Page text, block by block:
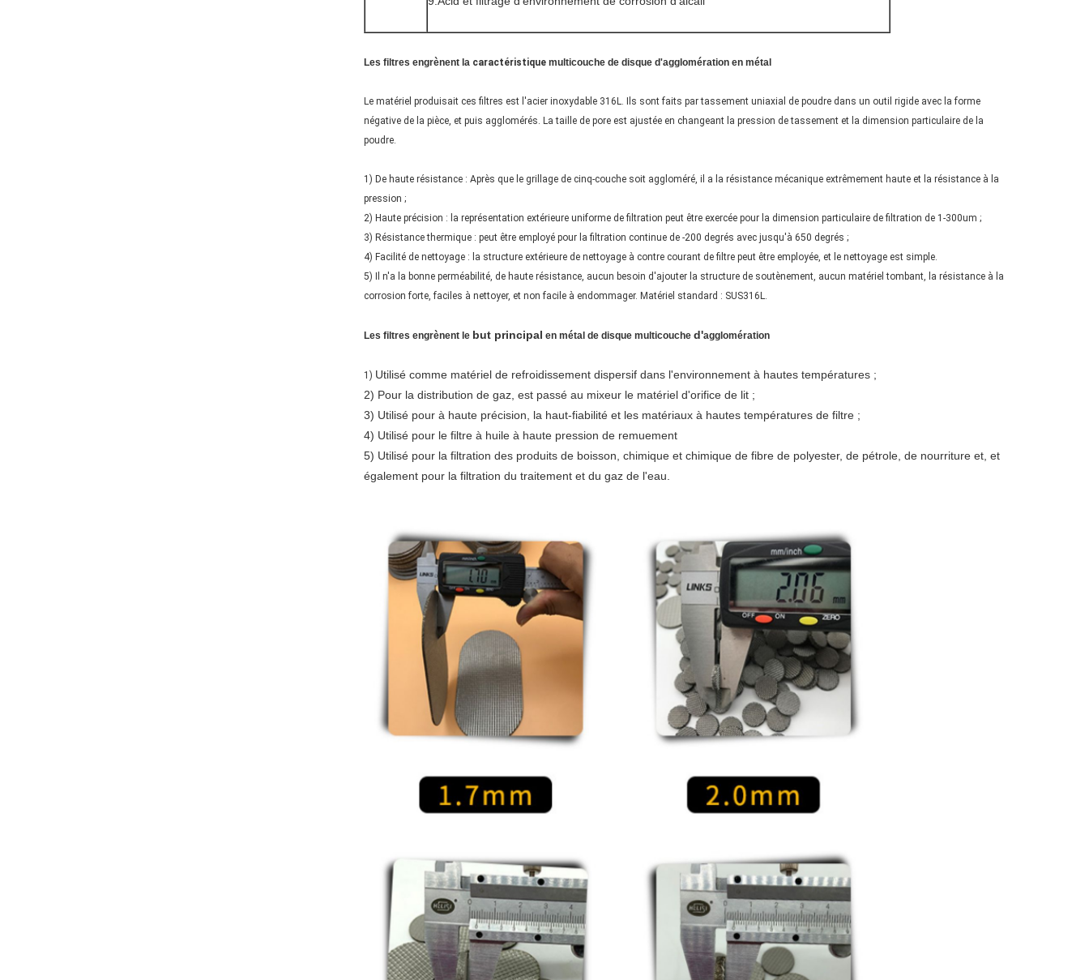
Les filtres engrènent la caractéristique multicouche de disque d'agglomération en métal
Le matériel produisait ces filtres est l'acier inoxydable 316L. Ils sont faits par tassement uniaxial de poudre dans un outil rigide avec la forme
négative de la pièce, et puis agglomérés. La taille de pore est ajustée en changeant la pression de tassement et la dimension particulaire de la
poudre.
1) De haute résistance : Après que le grillage de cinq-couche soit aggloméré, il a la résistance mécanique extrêmement haute et la résistance à la
pression ;
2) Haute précision : la représentation extérieure uniforme de filtration peut être exercée pour la dimension particulaire de filtration de 1-300um ;
3) Résistance thermique : peut être employé pour la filtration continue de -200 degrés avec jusqu'à 650 degrés ;
4) Facilité de nettoyage : la structure extérieure de nettoyage à contre courant de filtre peut être employée, et le nettoyage est simple.
5) Il n'a la bonne perméabilité, de haute résistance, aucun besoin d'ajouter la structure de soutènement, aucun matériel tombant, la résistance à la
corrosion forte, faciles à nettoyer, et non facile à endommager. Matériel standard : SUS316L.
Les filtres engrènent le but principal en métal de disque multicouche d'agglomération
1) Utilisé comme matériel de refroidissement dispersif dans l'environnement à hautes températures ;
2) Pour la distribution de gaz, est passé au mixeur le matériel d'orifice de lit ;
3) Utilisé pour à haute précision, la haut-fiabilité et les matériaux à hautes températures de filtre ;
4) Utilisé pour le filtre à huile à haute pression de remuement
5) Utilisé pour la filtration des produits de boisson, chimique et chimique de fibre de polyester, de pétrole, de nourriture et, et
également pour la filtration du traitement et du gaz de l'eau.